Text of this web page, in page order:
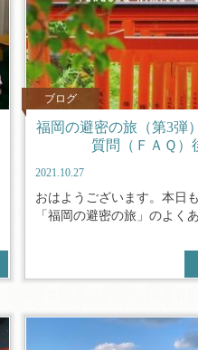
ブログ
福岡の避密の旅（第3弾
質問（ＦＡＱ）
2021.10.27
おはようございます。本日
「福岡の避密の旅」のよく